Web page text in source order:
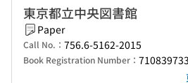
東京都立中央図書館
Paper
Call No.： 756.6-5162-2015
Book Registration Number：